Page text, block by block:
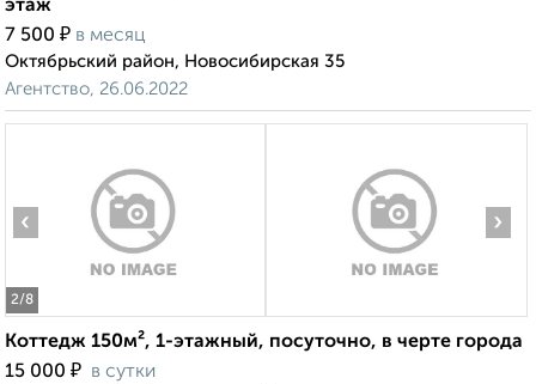
этаж
7 500 ₽ в месяц
Октябрьский район, Новосибирская 35
Агентство, 26.06.2022
2/8
‹ ›
Коттедж 150м², 1-этажный, посуточно, в черте города
15 000 ₽ в сутки